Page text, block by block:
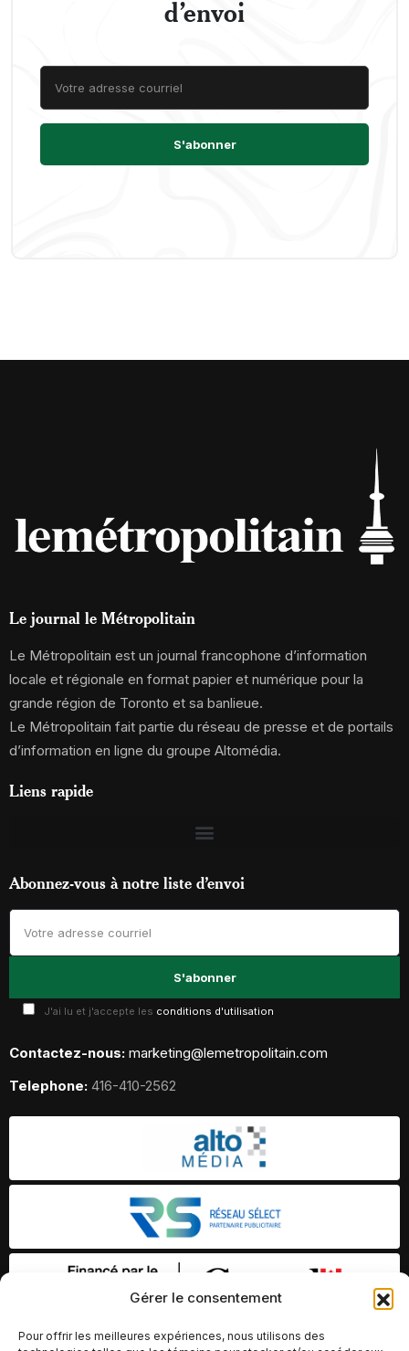
Gérer le consentement
Pour offrir les meilleures expériences, nous utilisons des
d’envoi
Le journal le Métropolitain
Le Métropolitain est un journal francophone d’information
locale et régionale en format papier et numérique pour la
grande région de Toronto et sa banlieue.
Le Métropolitain fait partie du réseau de presse et de portails
d’information en ligne du groupe Altomédia.
Liens rapide
Abonnez-vous à notre liste d’envoi
J'ai lu et j'accepte les conditions d'utilisation
Contactez-nous: marketing@lemetropolitain.com
Telephone: 416-410-2562